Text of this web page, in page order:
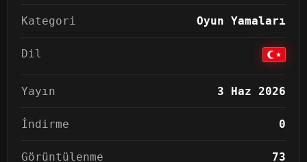
Kategori Oyun Yamaları
Dil
Yayın 3 Haz 2026
İndirme 0
Görüntülenme 73